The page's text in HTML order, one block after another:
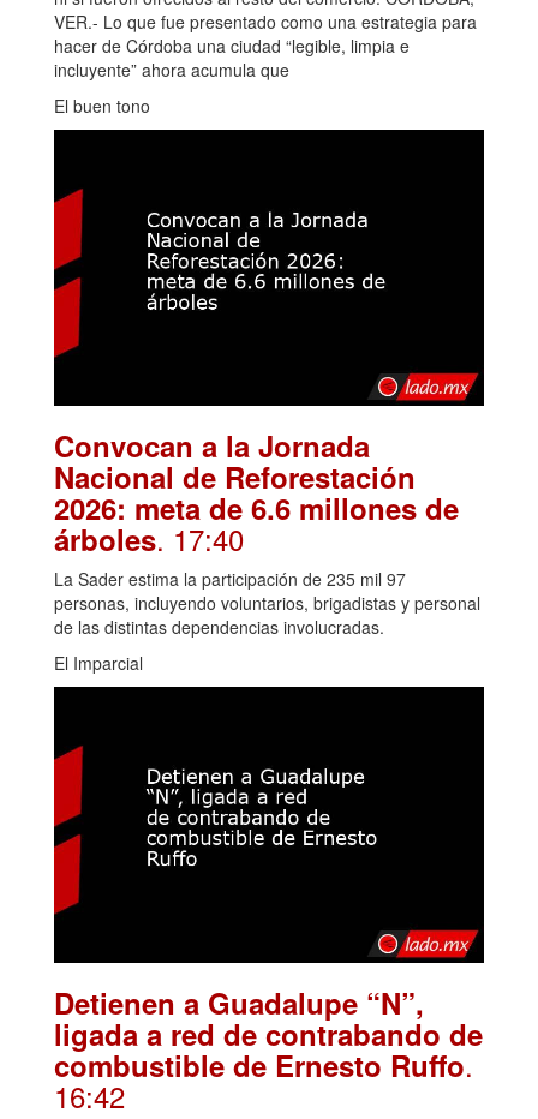
VER.- Lo que fue presentado como una estrategia para
hacer de Córdoba una ciudad “legible, limpia e
incluyente” ahora acumula que
El buen tono
Convocan a la Jornada
Nacional de Reforestación
2026: meta de 6.6 millones de
árboles. 17:40
La Sader estima la participación de 235 mil 97
personas, incluyendo voluntarios, brigadistas y personal
de las distintas dependencias involucradas.
El Imparcial
Detienen a Guadalupe “N”,
ligada a red de contrabando de
combustible de Ernesto Ruffo.
16:42